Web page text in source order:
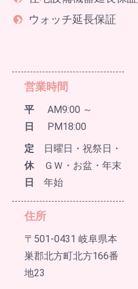
ウォッチ延長保証
営業時間
平
日
AM9:00 ～
PM18:00
定
休
日
日曜日・祝祭日・
ＧＷ・お盆・年末
年始
住所
〒501-0431 岐阜県本
巣郡北方町北方166番
地23